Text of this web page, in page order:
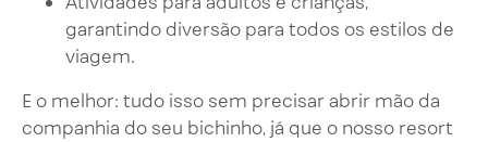
garantindo diversão para todos os estilos de
viagem.
E o melhor: tudo isso sem precisar abrir mão da
companhia do seu bichinho, já que o nosso resort